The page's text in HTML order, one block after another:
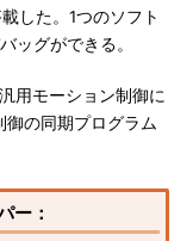
した。1つのソフト
ッグができる。
用モーション制御に
御の同期プログラム
ー：